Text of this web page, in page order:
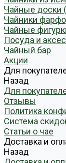
Чайные доски
Чайники
Чайные
Посуда и
Чайный бар
Акции
Для
Назад
Для
Отзывы
Политика
Система
Статьи о чае
Доставка и
Назад